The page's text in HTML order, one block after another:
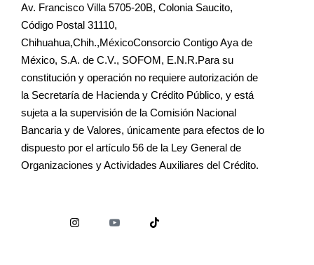
Av. Francisco Villa 5705-20B, Colonia Saucito,
Código Postal 31110,
Chihuahua,Chih.,MéxicoConsorcio Contigo Aya de
México, S.A. de C.V., SOFOM, E.N.R.Para su
constitución y operación no requiere autorización de
la Secretaría de Hacienda y Crédito Público, y está
sujeta a la supervisión de la Comisión Nacional
Bancaria y de Valores, únicamente para efectos de lo
dispuesto por el artículo 56 de la Ley General de
Organizaciones y Actividades Auxiliares del Crédito.